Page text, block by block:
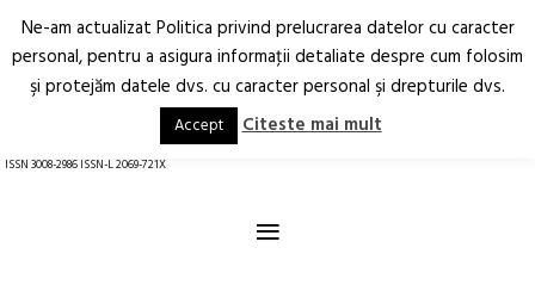
Arhitectură.
Oraș.
RO EN
ISSN 3008-2986 ISSN-L 2069-721X
≡
Ne-am actualizat Politica privind prelucrarea datelor cu caracter
personal, pentru a asigura informaţii detaliate despre cum folosim
şi protejăm datele dvs. cu caracter personal şi drepturile dvs.
Accept Citeste mai mult